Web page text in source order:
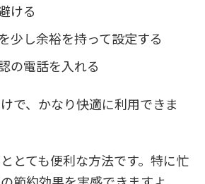
ける
少し余裕を持って設定する
の電話を入れる
で、かなり快適に利用できま
とても便利な方法です。特に忙